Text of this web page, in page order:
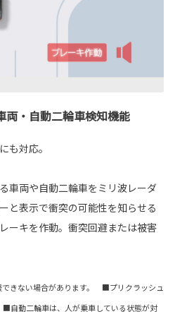
両・自動二輪車検知機能
も対応。
車両や自動二輪車をミリ波レーダ
と表示で衝突の可能性を知らせる
ーキを作動。衝突回避または被害
きない場合があります。 ■プリクラッシュ
自動二輪車は、人が乗車している状態が対